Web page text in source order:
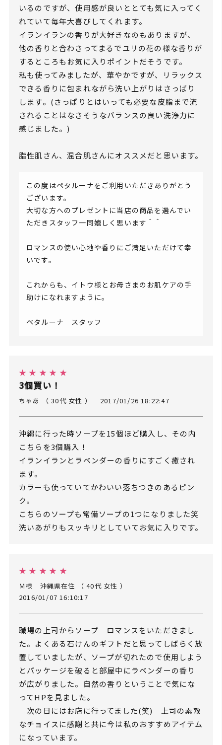
いるのですが、使用感が良いととても気に入ってく
れていて毎年大喜びしてくれます。
イランイランの香りが大好きなのもありますが、
他の香りと合わさってまるでユリの花の様な香りが
するところもお気に入りポイントだそうです。
私も使ってみましたが、華やかですが、リラックス
できる香りに包まれながら洗い上がりはさっぱり
します。(さっぱりとはいっても必要な皮脂まで流
されることはなさそうなバランスの良い洗浄力に
感じました。)
脂性肌さん、混合肌さんにオススメだと思います。
この度はペタルーナをご利用いただきありがとう
ございます。
大切な方へのプレゼントに当店の商品を選んでい
ただきスタッフ一同嬉しく思います＾＾
ロマンスの使い心地や香りにご満足いただけて幸
いです。
これからも、イトウ様とお母さまのお肌ケアの手
助けになれますように。
ペタルーナ スタッフ
★ ★ ★ ★ ★
3個買い！
ちゃあ （ 30代 女性 ） 2017/01/26 18:22:47
沖縄に行った時ソープを15個ほど購入し、その内
こちらを3個購入！
イランイランとラベンダーの香りにすごく癒され
ます。
カラーも使っていてかわいい落ちつきのあるピン
ク。
こちらのソープも常備ソープの1つになりました笑
洗いあがりもスッキリとしていてお気に入りです。
★ ★ ★ ★ ★
Ｍ様 沖縄県在住 （ 40代 女性 ）
2016/01/07 16:10:17
職場の上司からソープ ロマンスをいただきまし
た。よくある石けんのギフトだと思ってしばらく放
置していましたが、ソープが切れたので使用しよう
とパッケージを破ると部屋中にラベンダーの香り
が広がりました。自然の香りということで気にな
ってHPを見ました。
次の日にはお店に行ってました(笑) 上司の素敵
なチョイスに感謝と共に今は私のおすすめアイテム
になっています。